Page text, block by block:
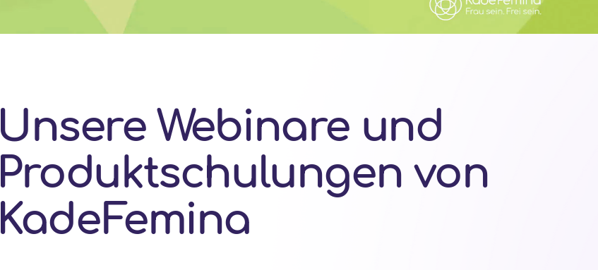
Unsere Webinare und
Produktschulungen von
KadeFemina